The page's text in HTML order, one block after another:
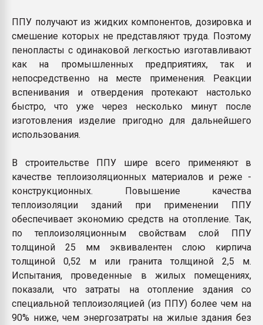
ППУ получают из жидких компонентов, дозировка и
смешение которых не представляют труда. Поэтому
пенопласты с одинаковой легкостью изготавливают
как на промышленных предприятиях, так и
непосредственно на месте применения. Реакции
вспенивания и отвердения протекают настолько
быстро, что уже через несколько минут после
изготовления изделие пригодно для дальнейшего
использования.
В строительстве ППУ шире всего применяют в
качестве теплоизоляционных материалов и реже -
конструкционных. Повышение качества
теплоизоляции зданий при применении ППУ
обеспечивает экономию средств на отопление. Так,
по теплоизоляционным свойствам слой ППУ
толщиной 25 мм эквивалентен слою кирпича
толщиной 0,52 м или гранита толщиной 2,5 м.
Испытания, проведенные в жилых помещениях,
показали, что затраты на отопление здания со
специальной теплоизоляцией (из ППУ) более чем на
90% ниже, чем энергозатраты на жилые здания без